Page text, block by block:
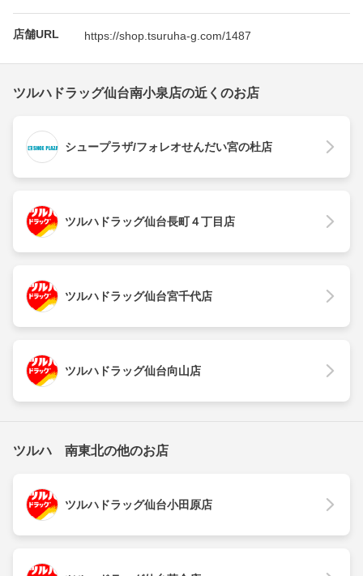
店舗URL https://shop.tsuruha-g.com/1487
ツルハドラッグ仙台南小泉店の近くのお店
シュープラザ/フォレオせんだい宮の杜店
ツルハドラッグ仙台長町４丁目店
ツルハドラッグ仙台宮千代店
ツルハドラッグ仙台向山店
ツルハ 南東北の他のお店
ツルハドラッグ仙台小田原店